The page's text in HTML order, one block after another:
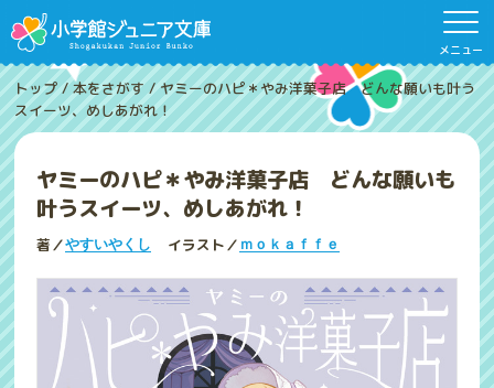
メニュー
トップ /本をさがす /ヤミーのハピ＊やみ洋菓子店 どんな願いも叶う
スイーツ、めしあがれ！
ヤミーのハピ＊やみ洋菓子店 どんな願いも
叶うスイーツ、めしあがれ！
著／やすいやくし イラスト／ ｍｏｋａｆｆｅ